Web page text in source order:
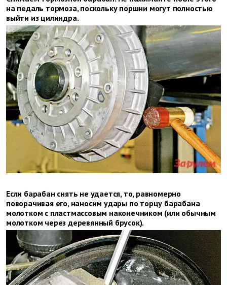
на педаль тормоза, поскольку поршни могут полностью
выйти из цилиндра.
Если барабан снять не удается, то, равномерно
поворачивая его, наносим удары по торцу барабана
молотком с пластмассовым наконечником (или обычным
молотком через деревянный бру­сок).